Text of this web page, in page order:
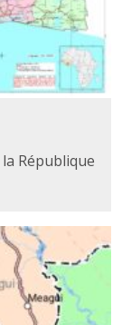
République